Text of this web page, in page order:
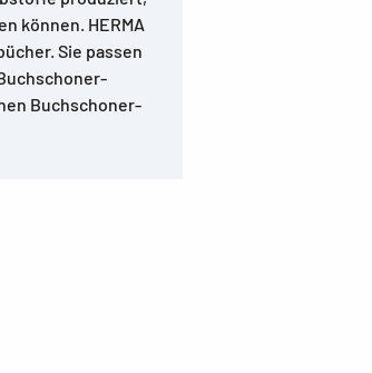
können. HERMA
Sie passen
Buchschoner-